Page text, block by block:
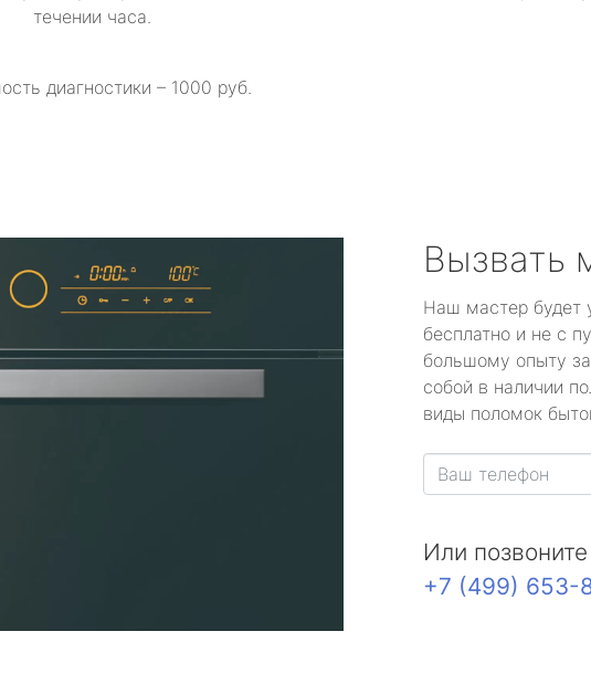
течении часа.
диагностики – 1000 руб.
Вызвать
Наш мастер будет
бесплатно и не с
большому опыту
собой в наличии
виды поломок
Или
+7 (499) 653-